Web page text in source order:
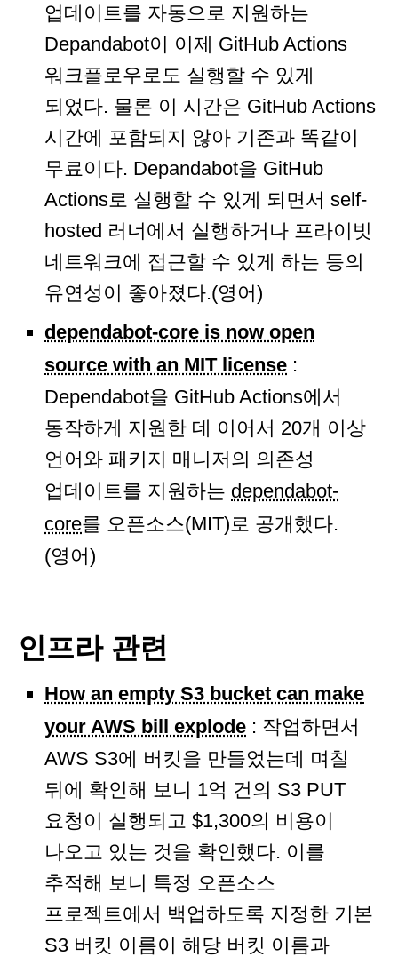
업데이트를 자동으로 지원하는
Depandabot이 이제 GitHub Actions
워크플로우로도 실행할 수 있게
되었다. 물론 이 시간은 GitHub Actions
시간에 포함되지 않아 기존과 똑같이
무료이다. Depandabot을 GitHub
Actions로 실행할 수 있게 되면서 self-
hosted 러너에서 실행하거나 프라이빗
네트워크에 접근할 수 있게 하는 등의
유연성이 좋아졌다.(영어)
dependabot-core is now open
source with an MIT license :
Dependabot을 GitHub Actions에서
동작하게 지원한 데 이어서 20개 이상
언어와 패키지 매니저의 의존성
업데이트를 지원하는 dependabot-
core를 오픈소스(MIT)로 공개했다.
(영어)
인프라 관련
How an empty S3 bucket can make
your AWS bill explode : 작업하면서
AWS S3에 버킷을 만들었는데 며칠
뒤에 확인해 보니 1억 건의 S3 PUT
요청이 실행되고 $1,300의 비용이
나오고 있는 것을 확인했다. 이를
추적해 보니 특정 오픈소스
프로젝트에서 백업하도록 지정한 기본
S3 버킷 이름이 해당 버킷 이름과